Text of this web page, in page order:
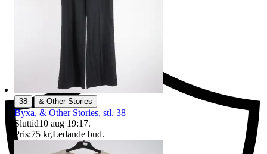
Ersättning om du inte får din vara
38 & Other Stories
Byxa, & Other Stories, stl. 38
Sluttid10 aug 19:17.
Pris:75 kr,Ledande bud.